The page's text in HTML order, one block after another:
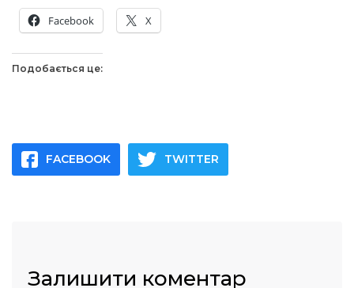
Facebook X
Подобається це:
FACEBOOK TWITTER
Залишити коментар